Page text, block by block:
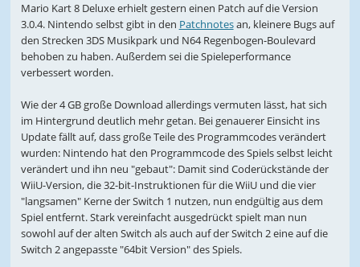
Mario Kart 8 Deluxe erhielt gestern einen Patch auf die Version
3.0.4. Nintendo selbst gibt in den Patchnotesan, kleinere Bugs auf
den Strecken 3DS Musikpark und N64 Regenbogen-Boulevard
behoben zu haben. Außerdem sei die Spieleperformance
verbessert worden.
Wie der 4 GB große Download allerdings vermuten lässt, hat sich
im Hintergrund deutlich mehr getan. Bei genauerer Einsicht ins
Update fällt auf, dass große Teile des Programmcodes verändert
wurden: Nintendo hat den Programmcode des Spiels selbst leicht
verändert und ihn neu "gebaut": Damit sind Coderückstände der
WiiU-Version, die 32-bit-Instruktionen für die WiiU und die vier
"langsamen" Kerne der Switch 1 nutzen, nun endgültig aus dem
Spiel entfernt. Stark vereinfacht ausgedrückt spielt man nun
sowohl auf der alten Switch als auch auf der Switch 2 eine auf die
Switch 2 angepasste "64bit Version" des Spiels.